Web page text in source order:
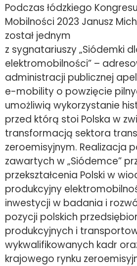
Podczas łódzkiego
Mobilności 2023 Janusz
został jednym
z sygnatariuszy „Siódemki
elektromobilności” –
administracji publicznej
e-mobility o powzięcie
umożliwią wykorzystanie
przed którą stoi Polska w
transformacją sektora
zeroemisyjnym. Realizacja
zawartych w „Siódemce”
przekształcenia Polski w
produkcyjny
inwestycji w badania i
pozycji polskich
produkcyjnych i
wykwalifikowanych kadr
krajowego rynku